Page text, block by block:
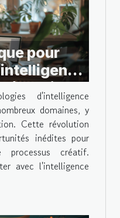
pour
d'intelligence
domaines, y
Cette révolution
inédites pour
créatif.
avec l'intelligence